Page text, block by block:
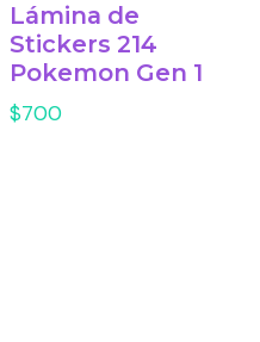
Lámina de
Stickers 214
Pokemon Gen 1
$700